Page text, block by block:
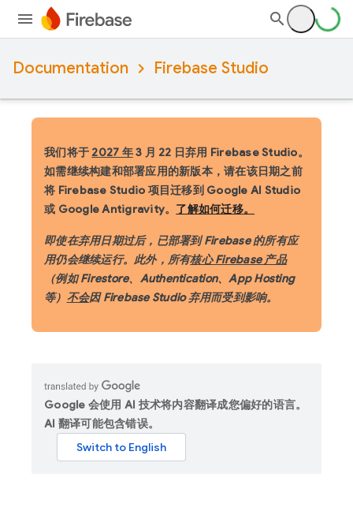
Documentation Firebase Studio
我们将于 2027 年3 月 22 日弃用 Firebase Studio。
如需继续构建和部署应用的新版本，请在该日期之前
将 Firebase Studio 项目迁移到 Google AI Studio
或 Google Antigravity。 了解如何迁移。
即使在弃用日期过后，已部署到 Firebase 的所有应
用仍会继续运行。此外，所有核心 Firebase 产品
（例如 Firestore、Authentication、App Hosting
等） 不会因 Firebase Studio 弃用而受到影响。
Google 会使用 AI 技术将内容翻译成您偏好的语言。
AI 翻译可能包含错误。